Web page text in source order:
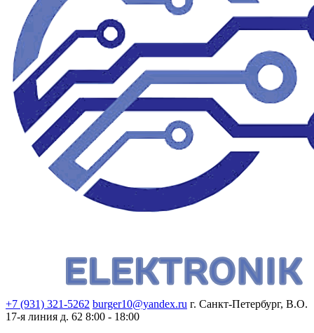
+7 (931) 321-5262 burger10@yandex.ru г. Санкт-Петербург, В.О.
17-я линия д. 62 8:00 - 18:00